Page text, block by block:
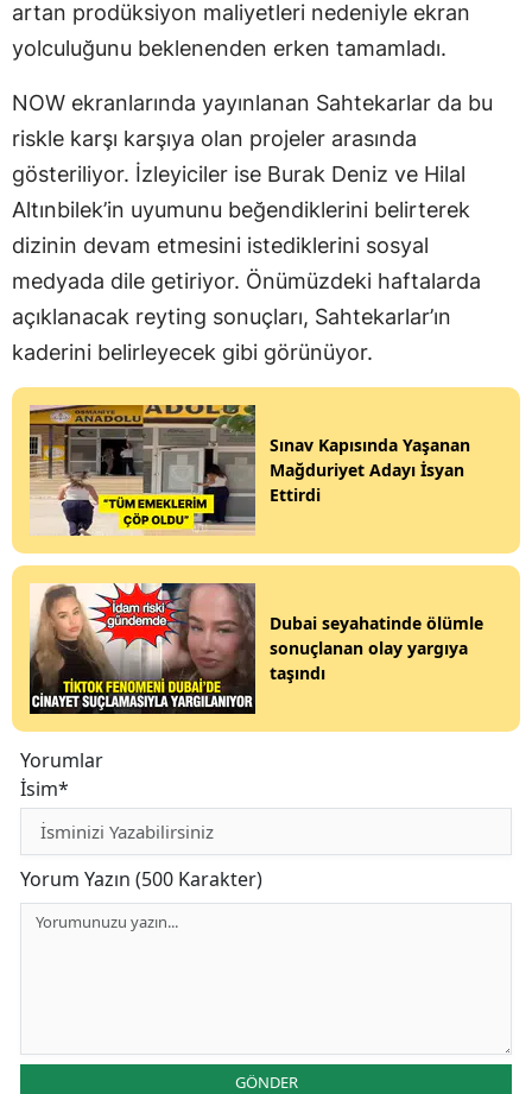
artan prodüksiyon maliyetleri nedeniyle ekran
yolculuğunu beklenenden erken tamamladı.
NOW ekranlarında yayınlanan Sahtekarlar da bu
riskle karşı karşıya olan projeler arasında
gösteriliyor. İzleyiciler ise Burak Deniz ve Hilal
Altınbilek’in uyumunu beğendiklerini belirterek
dizinin devam etmesini istediklerini sosyal
medyada dile getiriyor. Önümüzdeki haftalarda
açıklanacak reyting sonuçları, Sahtekarlar’ın
kaderini belirleyecek gibi görünüyor.
Sınav Kapısında Yaşanan
Mağduriyet Adayı İsyan
Ettirdi
Dubai seyahatinde ölümle
sonuçlanan olay yargıya
taşındı
Yorumlar
İsim*
Yorum Yazın (500 Karakter)
GÖNDER